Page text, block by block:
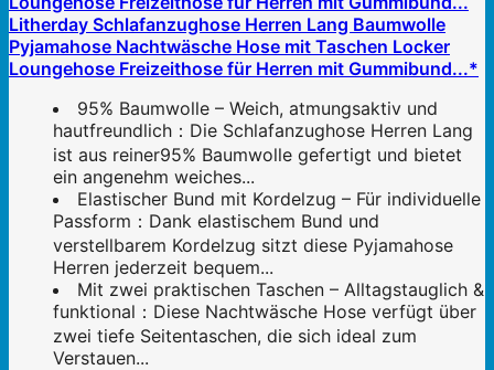
Litherday Schlafanzughose Herren Lang Baumwolle
Pyjamahose Nachtwäsche Hose mit Taschen Locker
Loungehose Freizeithose für Herren mit Gummibund...*
95% Baumwolle – Weich, atmungsaktiv und
hautfreundlich：Die Schlafanzughose Herren Lang
ist aus reiner95% Baumwolle gefertigt und bietet
ein angenehm weiches...
Elastischer Bund mit Kordelzug – Für individuelle
Passform：Dank elastischem Bund und
verstellbarem Kordelzug sitzt diese Pyjamahose
Herren jederzeit bequem...
Mit zwei praktischen Taschen – Alltagstauglich &
funktional：Diese Nachtwäsche Hose verfügt über
zwei tiefe Seitentaschen, die sich ideal zum
Verstauen...